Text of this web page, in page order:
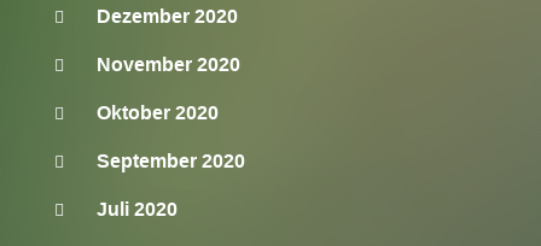
Dezember 2020
November 2020
Oktober 2020
September 2020
Juli 2020